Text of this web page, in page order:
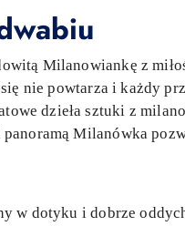
Milanowiankę z
nie powtarza i każdy
dzieła sztuki z
Milanówka
w dotyku i dobrze